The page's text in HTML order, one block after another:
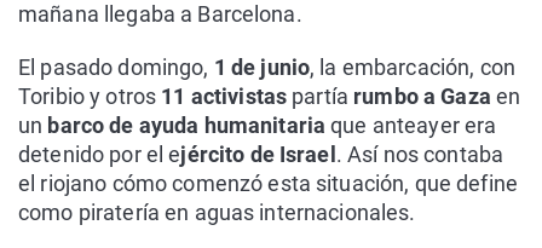
mañana llegaba a Barcelona.
El pasado domingo, 1 de junio, la embarcación, con
Toribio y otros 11 activistas partía rumbo a Gaza en
un barco de ayuda humanitaria que anteayer era
detenido por el ejército de Israel . Así nos contaba
el riojano cómo comenzó esta situación, que define
como piratería en aguas internacionales.